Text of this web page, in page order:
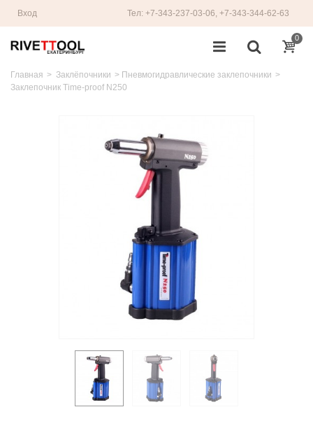
Вход Тел: +7-343-237-03-06, +7-343-344-62-63
0
Главная > Заклёпочники > Пневмогидравлические заклепочники >
Заклепочник Time-proof N250